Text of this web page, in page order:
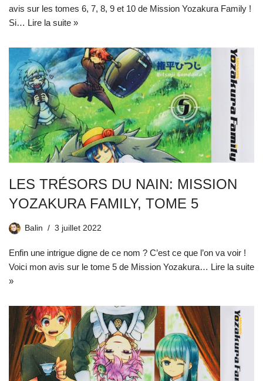
avis sur les tomes 6, 7, 8, 9 et 10 de Mission Yozakura Family !
Si… Lire la suite »
LES TRÉSORS DU NAIN: MISSION
YOZAKURA FAMILY, TOME 5
Balin 3 juillet 2022
Enfin une intrigue digne de ce nom ? C’est ce que l’on va voir !
Voici mon avis sur le tome 5 de Mission Yozakura… Lire la suite
»